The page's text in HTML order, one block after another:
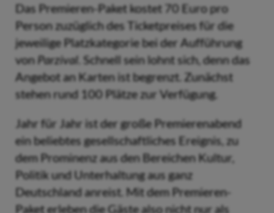
Das Premieren-Paket kostet 70 Euro pro
Person zuzüglich des Ticketpreises für die
jeweilige Platzkategorie bei der Aufführung
vonParzival . Schnell sein lohnt sich, denn das
Angebot an Karten ist begrenzt. Zunächst
stehen rund 100 Plätze zur Verfügung.
Jahr für Jahr ist der große Premierenabend
ein beliebtes gesellschaftliches Ereignis, zu
dem Prominenz aus den Bereichen Kultur,
Politik und Unterhaltung aus ganz
Deutschland anreist. Mit dem Premieren-
Paket erleben die Gäste also nicht nur als